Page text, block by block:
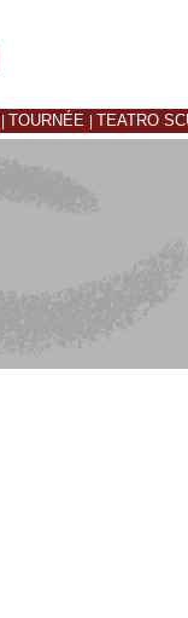
TOURNÉE TEATRO